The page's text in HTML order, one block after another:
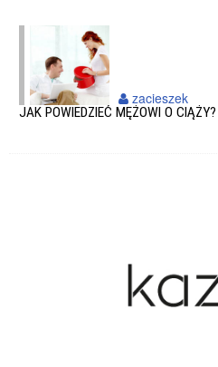
JAK POWIEDZIEĆ MĘŻOWI O CIĄŻY?
zacieszek